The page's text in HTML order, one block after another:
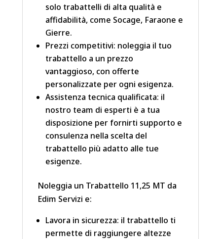
solo trabattelli di alta qualità e
affidabilità, come Socage, Faraone e
Gierre.
Prezzi competitivi: noleggia il tuo
trabattello a un prezzo
vantaggioso, con offerte
personalizzate per ogni esigenza.
Assistenza tecnica qualificata: il
nostro team di esperti è a tua
disposizione per fornirti supporto e
consulenza nella scelta del
trabattello più adatto alle tue
esigenze.
Noleggia un Trabattello 11,25 MT da
Edim Servizi e:
Lavora in sicurezza: il trabattello ti
permette di raggiungere altezze